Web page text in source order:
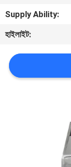
গুণমান
নিয়ন্ত্রণ
আমাদের
Supply Ability:
হাইলাইট: